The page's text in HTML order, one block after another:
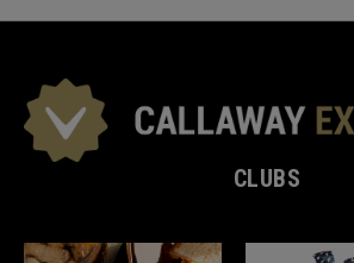
Callaway
CLUBS